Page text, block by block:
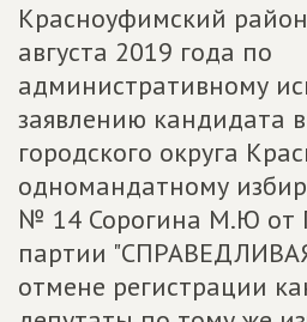
Красноуфимский
августа 2019 года по
административному
заявлению кандидата
городского округа
одномандатному
№ 14 Сорогина М.Ю от
партии
отмене регистрации